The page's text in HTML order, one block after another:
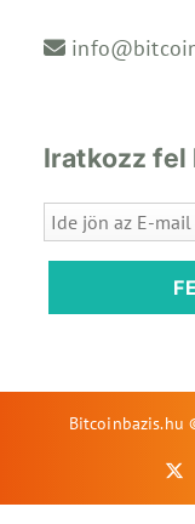
Iratkozz
Bitcoinbazis.hu